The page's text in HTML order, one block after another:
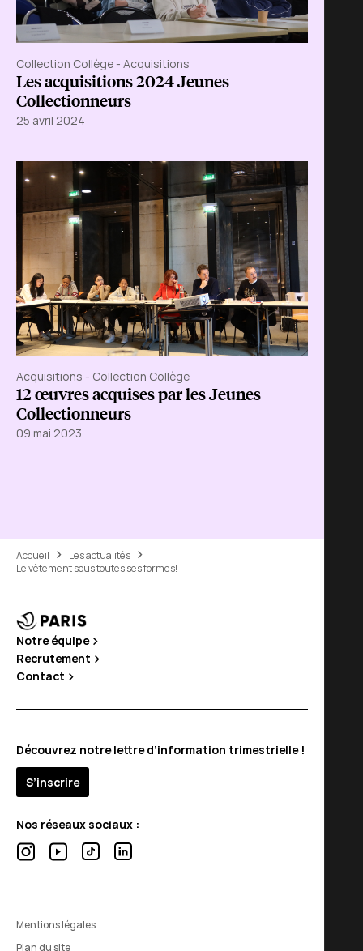
Collection Collège - Acquisitions
Les acquisitions 2024 Jeunes
Collectionneurs
25 avril 2024
Acquisitions - Collection Collège
12 œuvres acquises par les Jeunes
Collectionneurs
09 mai 2023
Accueil
Les actualités
Le vêtement sous toutes ses formes!
Notre équipe
Recrutement
Contact
Découvrez notre lettre d’information trimestrielle !
S’inscrire
Nos réseaux sociaux :
Mentions légales
Plan du site